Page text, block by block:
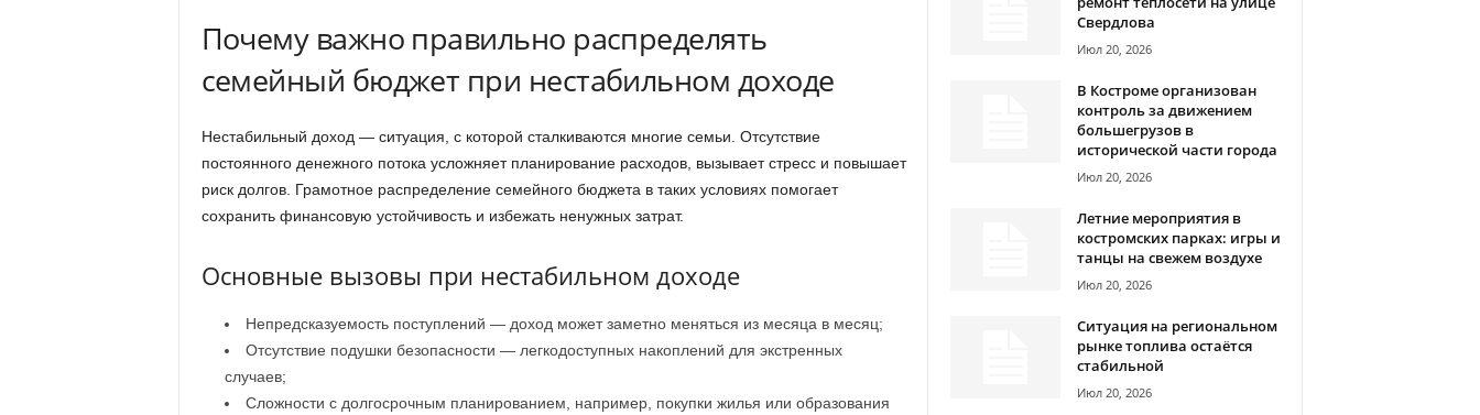
Почему важно правильно распределять
семейный бюджет при нестабильном доходе
Нестабильный доход — ситуация, с которой сталкиваются многие семьи. Отсутствие
постоянного денежного потока усложняет планирование расходов, вызывает стресс и повышает
риск долгов. Грамотное распределение семейного бюджета в таких условиях помогает
сохранить финансовую устойчивость и избежать ненужных затрат.
Основные вызовы при нестабильном доходе
Непредсказуемость поступлений — доход может заметно меняться из месяца в месяц;
Отсутствие подушки безопасности — легкодоступных накоплений для экстренных
случаев;
Сложности с долгосрочным планированием, например, покупки жилья или образования
Свердлова
Июл 20, 2026
В Костроме организован
контроль за движением
большегрузов в
исторической части города
Июл 20, 2026
Летние мероприятия в
костромских парках: игры и
танцы на свежем воздухе
Июл 20, 2026
Ситуация на региональном
рынке топлива остаётся
стабильной
Июл 20, 2026